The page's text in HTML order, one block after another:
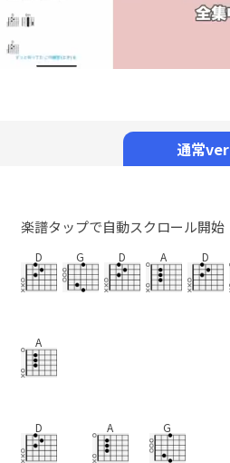
通常ver
楽譜タップで自動スクロール開始
D G D A D
A
D A G